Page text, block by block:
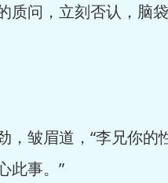
问，立刻否认，脑袋
皱眉道，“李兄你的
此事。”